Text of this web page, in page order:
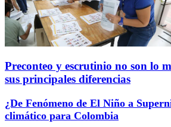
Preconteo y escrutinio no son lo
sus principales diferencias
¿De Fenómeno de El Niño a
climático para Colombia